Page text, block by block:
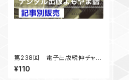
第238回 電子出版続伸チャッ
ト小説の登場 「デジタル出版よ
もやま話」 2019年10月号掲載
¥110